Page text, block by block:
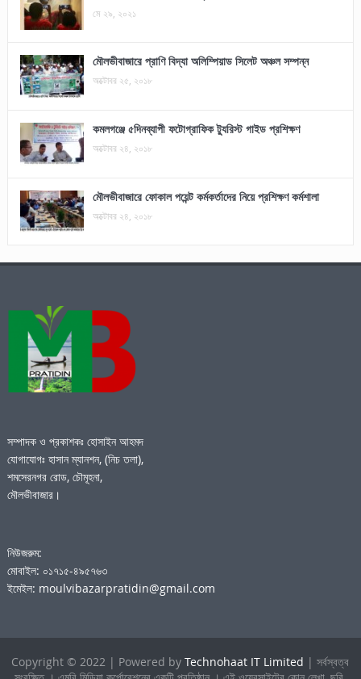
মে ২৯, ২০২১
মৌলভীবাজারে প্রাণি বিদ্যা অলিম্পিয়াড সিলেট অঞ্চল সম্পন্ন
অক্টোবর ২৫, ২০১৮
কমলগঞ্জে ৫দিনব্যাপী ফটোগ্রাফিক ট্যুরিস্ট গাইড প্রশিক্ষণ
অক্টোবর ২৪, ২০১৮
মৌলভীবাজারে ফোকাল পয়েন্ট কর্মকর্তাদের নিয়ে প্রশিক্ষণ কর্মশালা
অক্টোবর ২৪, ২০১৮
সম্পাদক ও প্রকাশকঃ হোসাইন আহমদ
যোগাযোগঃ হাসান ম্যানশন, (নিচ তলা),
শমসেরনগর রোড, চৌমূহনা,
মৌলভীবাজার।
নিউজরুম:
মোবাইল: ০১৭১৫-৪৯৫৭৬৩
ইমেইল: moulvibazarpratidin@gmail.com
Copyright © 2022 | Powered byTechnohaat IT Limited | সর্বস্বত্ব